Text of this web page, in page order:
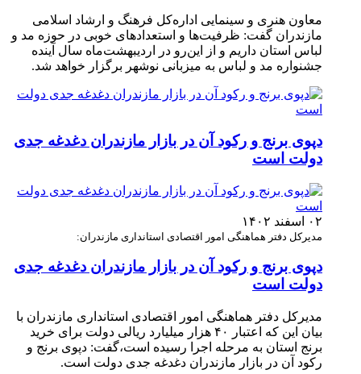
معاون هنری و سینمایی اداره‌کل فرهنگ و ارشاد اسلامی
مازندران گفت: ظرفیت‌ها و استعدادهای خوبی در حوزه مد و
لباس استان داریم و از این‌رو در اردیبهشت‌ماه سال آینده
جشنواره مد و لباس به میزبانی نوشهر برگزار خواهد شد.
دپوی برنج و رکود آن در بازار مازندران دغدغه جدی
دولت است
۰۲ اسفند ۱۴۰۲
مدیرکل دفتر هماهنگی امور اقتصادی استانداری مازندران:
دپوی برنج و رکود آن در بازار مازندران دغدغه جدی
دولت است
مدیرکل دفتر هماهنگی امور اقتصادی استانداری مازندران با
بیان این که اعتبار ۴۰ هزار میلیارد ریالی دولت برای خرید
برنج استان به مرحله اجرا رسیده است،گفت: دپوی برنج و
رکود آن در بازار مازندران دغدغه جدی دولت است. ‎